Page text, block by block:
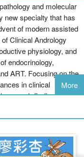
and molecular
new specialty that has
of modern assisted
Clinical Andrology
physiology, and
endocrinology,
ART. Focusing on the
in clinical
research findings and
this essential
of assisted
More